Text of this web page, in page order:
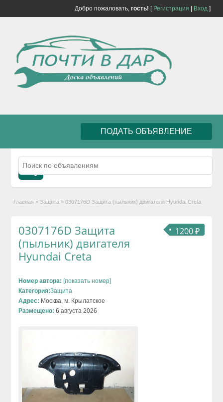
Добро пожаловать, гость! [ Регистрация Вход]
ПОДАТЬ ОБЪЯВЛЕНИЕ
Главная » Защита » 0307176D Защита (пыльник) двигателя Hyundai Creta
1200 ₽
0307176D Защита
(пыльник) двигателя
Hyundai Creta
Номер автора: [показать номер]
Категория:Защита
Адрес: Москва, м. Крылатское
Размещено: 6 августа 2026